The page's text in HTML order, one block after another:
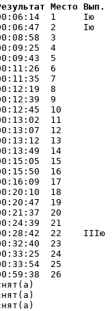
Место Вып.
1     Iю
2     Iю
00:08:58  3
00:09:25  4
00:09:43  5
00:11:26  6
00:11:35  7
00:12:19  8
00:12:39  9
00:12:45  10
00:13:02  11
00:13:07  12
00:13:12  13
00:13:49  14
00:15:05  15
00:15:50  16
00:16:09  17
00:20:10  18
00:20:47  19
00:21:37  20
00:24:39  21
22    IIIю
00:32:40  23
00:33:25  24
00:33:54  25
00:59:38  26